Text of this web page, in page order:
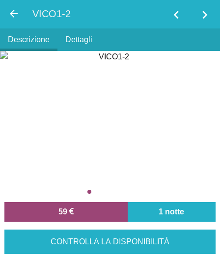
VICO1-2 chevron_left chevron_right
Descrizione Dettagli
59 1 notte
CONTROLLA LA DISPONIBILITÀ